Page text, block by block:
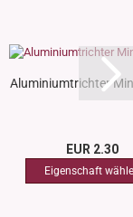
Aluminiumtrichter
EUR 2.30